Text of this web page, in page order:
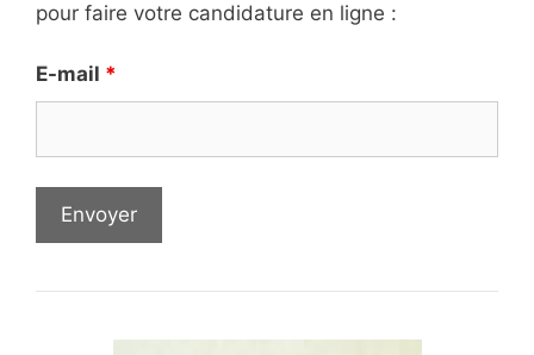
pour faire votre candidature en ligne :
E-mail *